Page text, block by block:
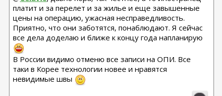
платит и за перелет и за жилье и еще завышенные
цены на операцию, ужасная несправедливость.
Приятно, что они заботятся, понаблюдают. Я сейчас
все дела доделаю и ближе к концу года напланирую
В России видимо отменю все записи на ОПИ. Все
таки в Корее технологии новее и нравятся
невидимые швы